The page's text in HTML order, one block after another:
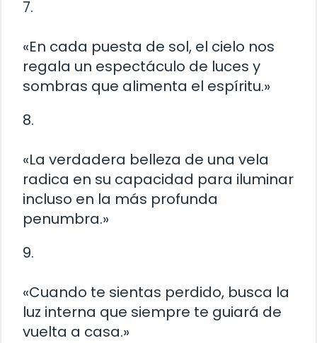
7.
«En cada puesta de sol, el cielo nos
regala un espectáculo de luces y
sombras que alimenta el espíritu.»
8.
«La verdadera belleza de una vela
radica en su capacidad para iluminar
incluso en la más profunda
penumbra.»
9.
«Cuando te sientas perdido, busca la
luz interna que siempre te guiará de
vuelta a casa.»